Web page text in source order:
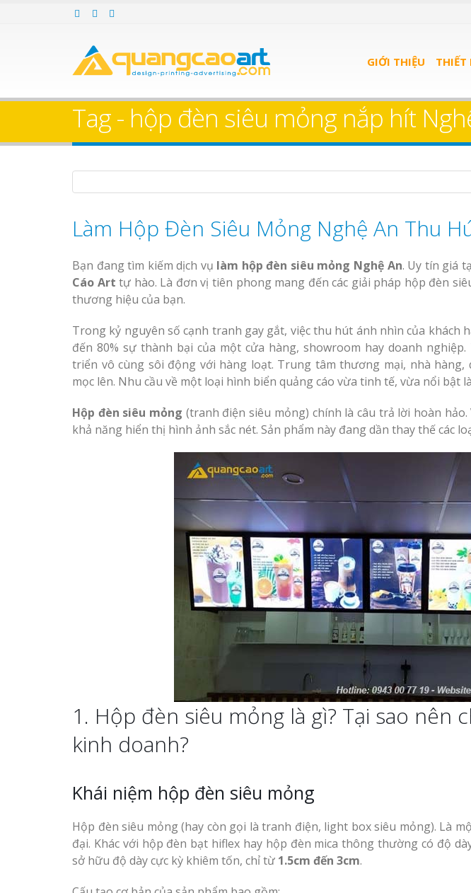
GIỚI THIỆU THIẾT
Tag - hộp đèn siêu mỏng nắp hít
Làm Hộp Đèn Siêu Mỏng Nghệ An Thu
Bạn đang tìm kiếm dịch vụ làm hộp đèn siêu mỏng Nghệ An. Uy tín giá
Cáo Art tự hào. Là đơn vị tiên phong mang đến các giải pháp hộp đèn
thương hiệu của bạn.
Trong kỷ nguyên số cạnh tranh gay gắt, việc thu hút ánh nhìn của khách
đến 80% sự thành bại của một cửa hàng, showroom hay doanh
triển vô cùng sôi động với hàng loạt. Trung tâm thương mại, nhà hàng,
mọc lên. Nhu cầu về một loại hình biển quảng cáo vừa tinh tế, vừa nổi bật
Hộp đèn siêu mỏng (tranh điện siêu mỏng) chính là câu trả lời hoàn
khả năng hiển thị hình ảnh sắc nét. Sản phẩm này đang dần thay thế các
1. Hộp đèn siêu mỏng là gì? Tại sao nên
kinh doanh?
Khái niệm hộp đèn siêu mỏng
Hộp đèn siêu mỏng (hay còn gọi là tranh điện, light box siêu mỏng). Là
đại. Khác với hộp đèn bạt hiflex hay hộp đèn mica thông thường có độ
sở hữu độ dày cực kỳ khiêm tốn, chỉ từ 1.5cm đến 3cm.
Vinh Thu Hút Mọi Ánh Nhìn
Bảng Hiệu Nhà Hàng
Nghệ An Độc Đáo
Trọn Gói Nghệ An Gía
Xưởng
Sửa chữa biển quảng cáo
Nghệ An uy tín
Làm biển hiệu chữ inox
Làm biển hiệu spa tại
Vinh Nghệ An
Nghệ An giá rẻ
Thiết kế Profile tại Vinh
Nghệ An
Nha Trang
Bảng gỗ treo cửa theo
yêu cầu
Làm bảng hiệu gỗ tại
Biên Hòa
Làm bảng hiệu gỗ tại
Nghệ An
Làm bảng hiệu gỗ tại
Nha Trang
Bảng gỗ treo cửa
Biên Hòa
Làm bảng hiệu gỗ tại
Làm Biển Hiệu Quán
Cà Phê Bình Dương Trọn Gói
Làm bảng hiệu trà
sữa Bình Dương
Thuận An Bình
Thi công biển quảng
cáo Thuận An Bình
Làm biển hiệu salon
tóc Thuận An
Thi công biển quảng
cáo Vinh
Làm biển quảng cáo
Nghệ An giá rẻ
Thi Công Bảng Hiệu
Nghệ An Nâng Tầm Thương
Rẻ Tại Vinh Giải Pháp Hiệu
Làm Hộp Đèn Quảng
Cáo Tại Vinh Giá Rẻ
Vinh Thu Hút
Bảng
Nghệ An Độc
Trọn
inox tại Vinh
Công
tại Vinh Nghệ An
Làm
Vinh
Làm
Nghệ An giá rẻ
Thiết
Vinh Nghệ An